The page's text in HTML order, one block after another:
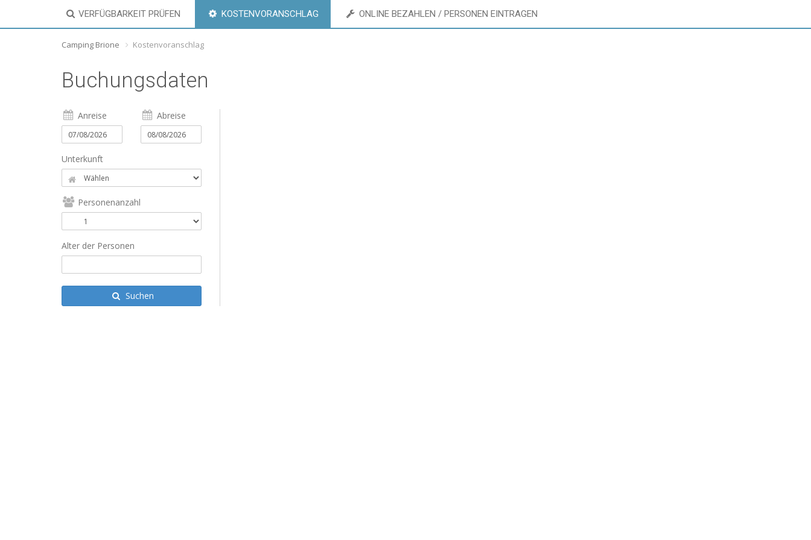
VERFÜGBARKEIT PRÜFEN KOSTENVORANSCHLAG ONLINE BEZAHLEN / PERSONEN EINTRAGEN
Camping Brione Kostenvoranschlag
Buchungsdaten
Anreise Abreise
Unterkunft
Personenanzahl
Alter der Personen
Suchen